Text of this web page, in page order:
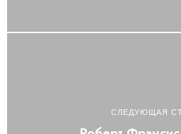
СЛЕДУЮЩАЯ